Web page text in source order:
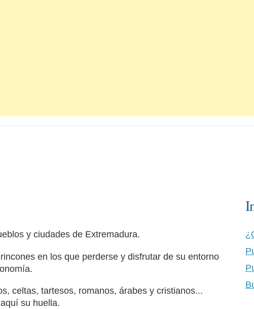
y ciudades de Extremadura.
en los que perderse y disfrutar de su entorno
celtas, tartesos, romanos, árabes y cristianos...
su huella.